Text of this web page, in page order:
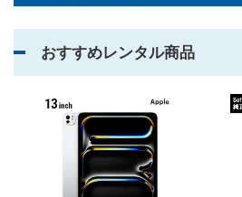
おすすめレンタル商品